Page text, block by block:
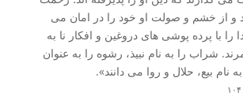
و از خشم و صولت او خود را در امان می
را با پرده پوشی های دروغین و افکار نا به
شراب را به نام نبیذ، رشوه را به عنوان
نام بیع، حلال و روا می دانند».